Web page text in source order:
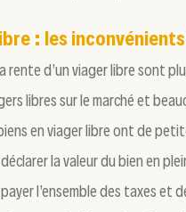
: les
rente d’un viager libre sont
libres sur le marché et
en viager libre ont de
la valeur du bien en
l’ensemble des taxes